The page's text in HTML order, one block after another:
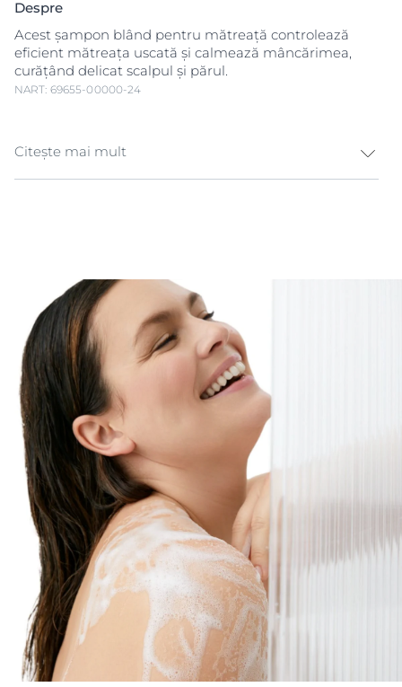
Despre
Acest șampon blând pentru mătreață controlează
eficient mătreața uscată și calmează mâncărimea,
curățând delicat scalpul și părul.
NART: 69655-00000-24
Citește mai mult
este folosit în mod regulat. Formula sa blândă cu
complexul triplu eficient de Pirocton Olamină și Acid
Salicilic combate microorganismele până la
următoarea spălare și previne reapariția mătreții, dacă
este utilizat în mod regulat. În plus, Polidocanolul
calmează scalpul și reduce senzația de mâncărime,
pentru un aspect curat și sănătos al părului și
scalpului. Rezultat: Scalpul și părul sunt curățate
delicat, iar starea scalpului este îmbunătățită
semnificativ.